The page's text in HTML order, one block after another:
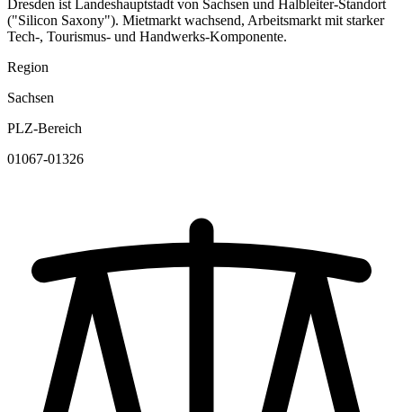
Dresden ist Landeshauptstadt von Sachsen und Halbleiter-Standort
("Silicon Saxony"). Mietmarkt wachsend, Arbeitsmarkt mit starker
Tech-, Tourismus- und Handwerks-Komponente.
Region
Sachsen
PLZ-Bereich
01067-01326